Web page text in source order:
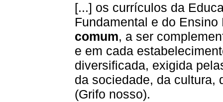
[...] os currículos da
Fundamental e do
comum, a ser
e em cada
diversificada, exigida
da sociedade, da cultura,
(Grifo nosso).